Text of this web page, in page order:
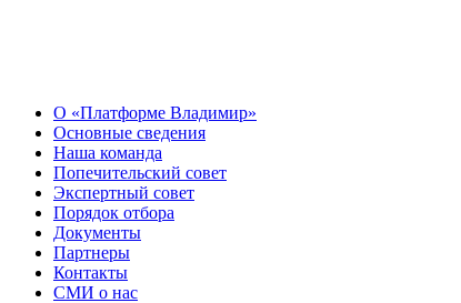
О «Платформе Владимир»
Основные сведения
Наша команда
Попечительский совет
Экспертный совет
Порядок отбора
Документы
Партнеры
Контакты
СМИ о нас